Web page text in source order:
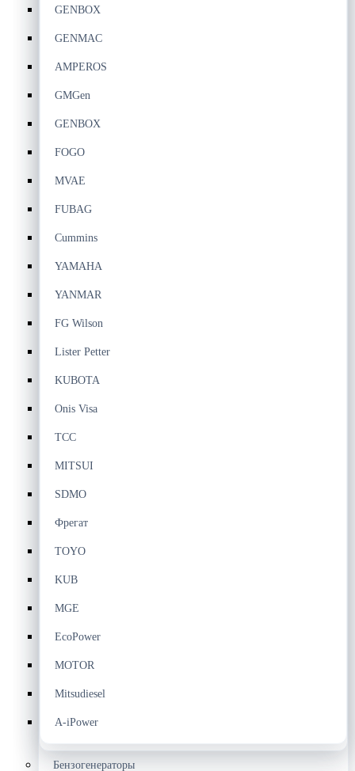
GENBOX
GENMAC
AMPEROS
GMGen
GENBOX
FOGO
MVAE
FUBAG
Cummins
YAMAHA
YANMAR
FG Wilson
Lister Petter
KUBOTA
Onis Visa
ТСС
MITSUI
SDMO
Фрегат
TOYO
KUB
MGE
EcoPower
MOTOR
Mitsudiesel
A-iPower
Бензогенераторы